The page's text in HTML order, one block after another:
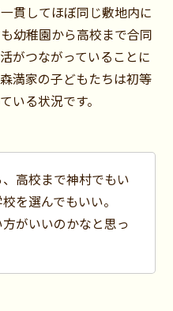
貫してほぼ同じ敷地内に
幼稚園から高校まで合同
がつながっていることに
満家の子どもたちは初等
いる状況です。
高校まで神村でもい
を選んでもいい。
がいいのかなと思っ